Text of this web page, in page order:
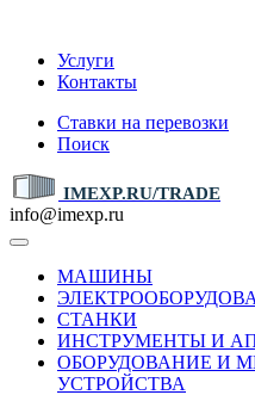
Услуги
Контакты
Ставки на перевозки
Поиск
IMEXP.RU/TRADE
info@imexp.ru
МАШИНЫ
СТАНКИ
ИНСТРУМЕНТЫ И
ОБОРУДОВАНИЕ И
УСТРОЙСТВА